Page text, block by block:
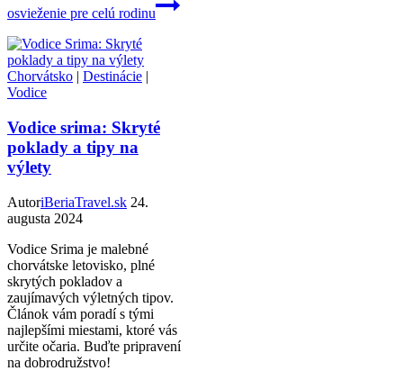
osvieženie pre celú rodinu
Chorvátsko | Destinácie |
Vodice
Vodice srima: Skryté
poklady a tipy na
výlety
AutoriBeriaTravel.sk 24.
augusta 2024
Vodice Srima je malebné
chorvátske letovisko, plné
skrytých pokladov a
zaujímavých výletných tipov.
Článok vám poradí s tými
najlepšími miestami, ktoré vás
určite očaria. Buďte pripravení
na dobrodružstvo!